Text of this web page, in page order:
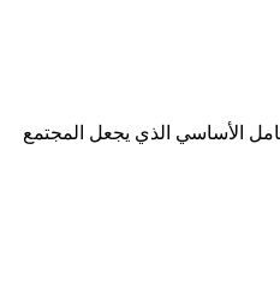
الأساسي الذي يجعل المجتمع